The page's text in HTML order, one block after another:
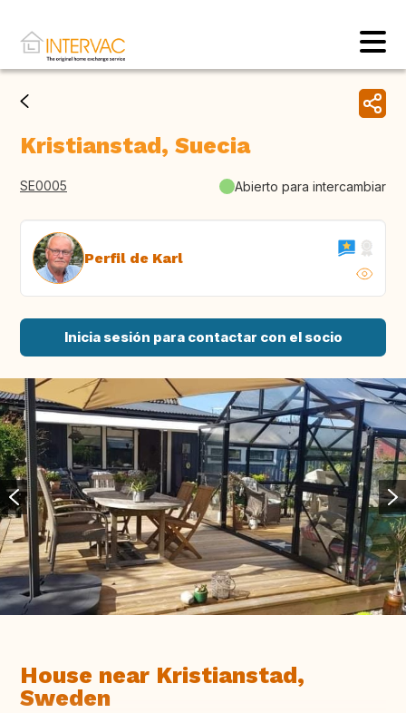
Kristianstad, Suecia
SE0005 Abierto para intercambiar
Perfil de Karl
Inicia sesión para contactar con el socio
House near Kristianstad,
Sweden